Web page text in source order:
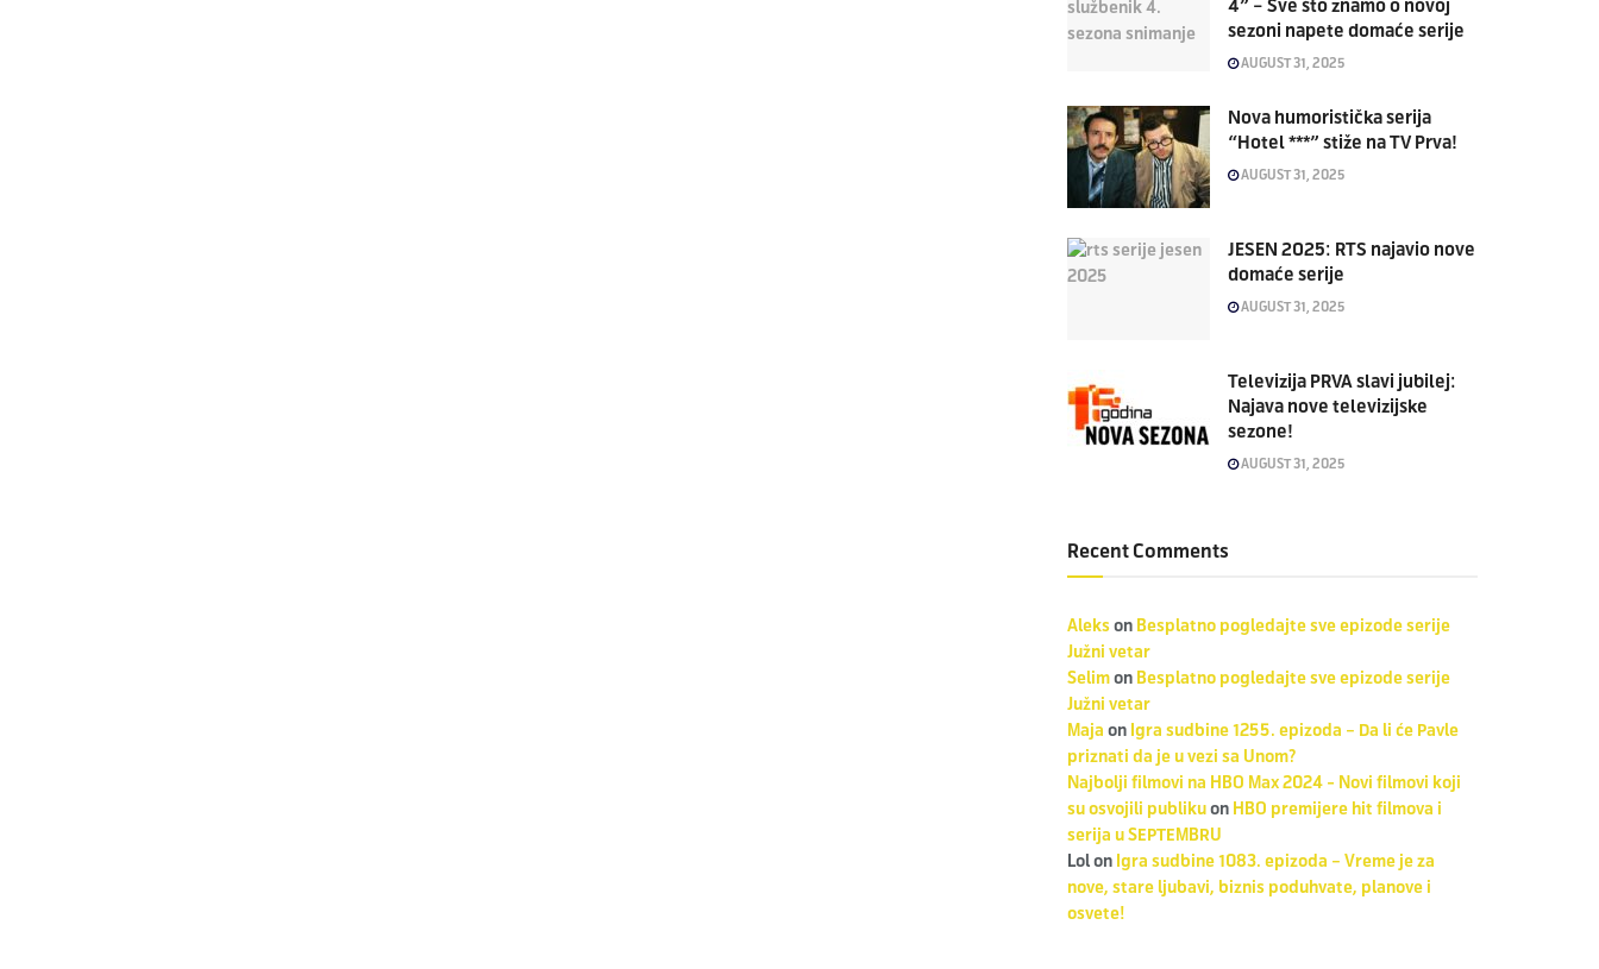
4” – Sve što znamo o novoj
sezoni napete domaće serije
AUGUST 31, 2025
Nova humoristička serija
“Hotel ***” stiže na TV Prva!
AUGUST 31, 2025
JESEN 2025: RTS najavio nove
domaće serije
AUGUST 31, 2025
Televizija PRVA slavi jubilej:
Najava nove televizijske
sezone!
AUGUST 31, 2025
Recent Comments
Alekson Besplatno pogledajte sve epizode serije
Južni vetar
Selimon Besplatno pogledajte sve epizode serije
Južni vetar
Maja on Igra sudbine 1255. epizoda – Da li će Pavle
priznati da je u vezi sa Unom?
Najbolji filmovi na HBO Max 2024 - Novi filmovi koji
su osvojili publikuon HBO premijere hit filmova i
serija u SEPTEMBRU
Lolon Igra sudbine 1083. epizoda – Vreme je za
nove, stare ljubavi, biznis poduhvate, planove i
osvete!